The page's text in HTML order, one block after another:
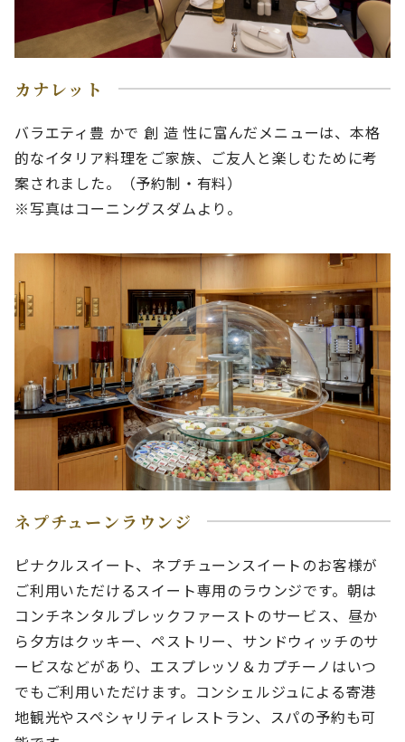
カナレット
バラエティ豊 かで 創 造 性に富んだメニューは、本格
的なイタリア料理をご家族、ご友人と楽しむために考
案されました。（予約制・有料）
※写真はコーニングスダムより。
ネプチューンラウンジ
ピナクルスイート、ネプチューンスイートのお客様が
ご利用いただけるスイート専用のラウンジです。朝は
コンチネンタルブレックファーストのサービス、昼か
ら夕方はクッキー、ペストリー、サンドウィッチのサ
ービスなどがあり、エスプレッソ＆カプチーノはいつ
でもご利用いただけます。コンシェルジュによる寄港
地観光やスペシャリティレストラン、スパの予約も可